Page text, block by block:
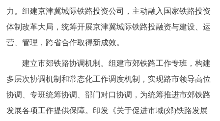
力。组建京津冀城际铁路投资公司，主动融入国家铁路投资
体制改革大局，统筹开展京津冀城际铁路投融资与建设、运
营、管理，跨省合作取得新成效。
建立市郊铁路协调机制。组建市郊铁路工作专班，构建
多层次协调机制和常态化工作调度机制，实现路市领导高位
协调、专班统筹协调、部门对口协调，为统筹推进市郊铁路
发展各项工作提供保障。印发《关于促进市域(郊)铁路发展